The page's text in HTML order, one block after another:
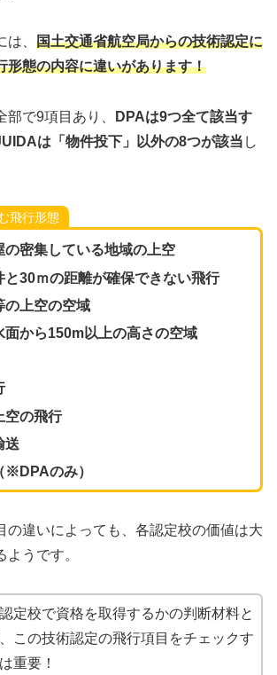
、 国土交通省航空局からの技術認定に
形態の内容に違いがあります！
で9項目あり、
DPAは9つ全て該当す
は「物件投下」以外の8つが該当 し
飛行形態
の密集している地域の上空
と30ｍの距離が確保できない飛行
の上空の空域
面から150m以上の高さの空域
空の飛行
送
※DPAのみ）
の違いによっても、各認定校の価値は大
ようです。
定校で資格を取得するかの判断材料と
この技術認定の飛行項目をチェックす
重要！